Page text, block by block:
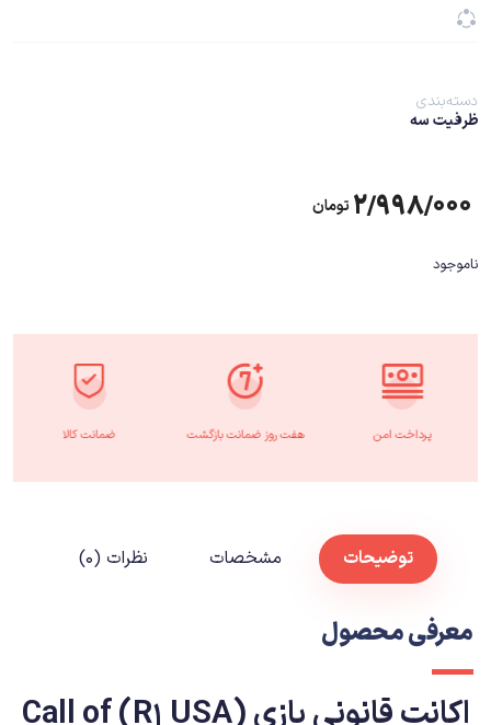
دسته‌بندی
ظرفیت سه
۲/۹۹۸/۰۰۰ تومان
ناموجود
پرداخت امن هفت روز ضمانت بازگشت ضمانت کالا
توضیحات مشخصات نظرات (۰)
معرفی محصول
اکانت قانونی بازی (R1 USA) Call of